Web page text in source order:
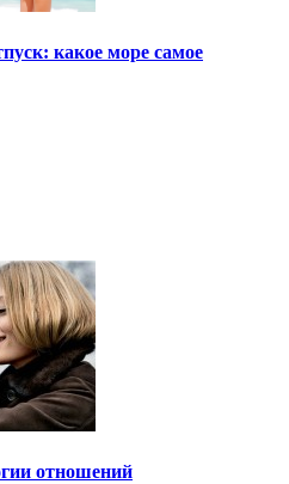
какое море самое
отношений